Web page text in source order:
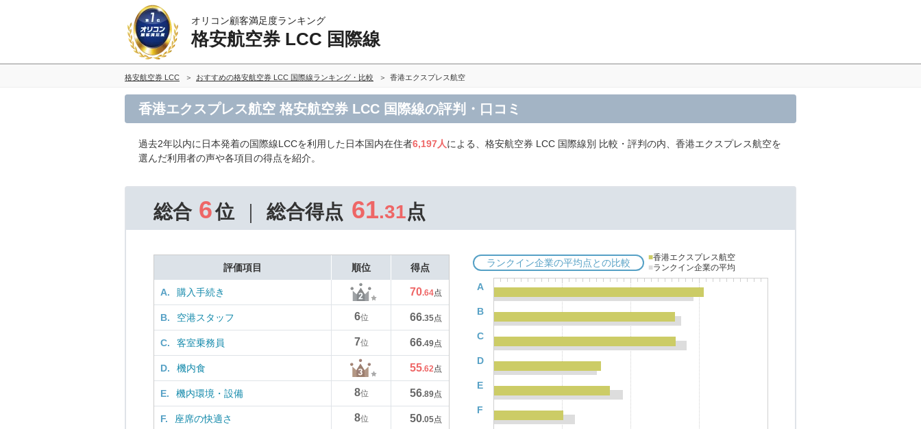
オリコン顧客満足度ランキング
格安航空券 LCC 国際線
格安航空券 LCC おすすめの格安航空券 LCC 国際線ランキング・比較 香港エクスプレス航空
香港エクスプレス航空 格安航空券 LCC 国際線の評判・口コミ
過去2年以内に日本発着の国際線LCCを利用した日本国内在住者6,197人による、格安航空券 LCC 国際線別 比較・評判の内、香港エクスプレス航空を
選んだ利用者の声や各項目の得点を紹介。
総合 6位 総合得点 61.31点
評価項目 順位 得点
A. 購入手続き 70.64点
B. 空港スタッフ 6位 66.35点
C. 客室乗務員 7位 66.49点
D. 機内食 55.62点
E. 機内環境・設備 8位 56.89点
F. 座席の快適さ 8位 50.05点
ランクイン企業の平均点との比較 ■香港エクスプレス航空
■ランクイン企業の平均
A
B
C
D
E
F